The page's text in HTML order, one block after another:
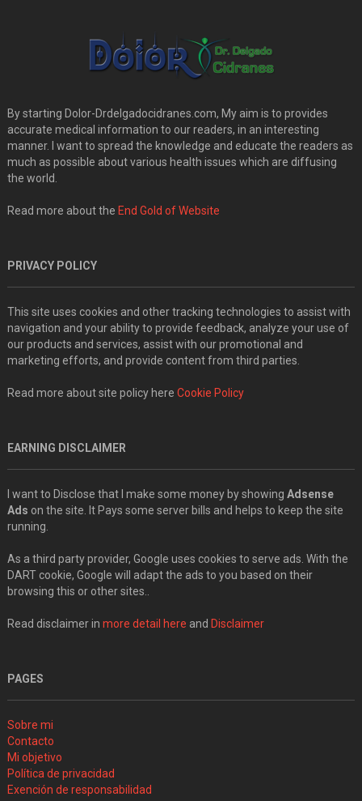
By starting Dolor-Drdelgadocidranes.com, My aim is to provides
accurate medical information to our readers, in an interesting
manner. I want to spread the knowledge and educate the readers as
much as possible about various health issues which are diffusing
the world.
Read more about the End Gold of Website
PRIVACY POLICY
This site uses cookies and other tracking technologies to assist with
navigation and your ability to provide feedback, analyze your use of
our products and services, assist with our promotional and
marketing efforts, and provide content from third parties.
Read more about site policy here Cookie Policy
EARNING DISCLAIMER
I want to Disclose that I make some money by showing Adsense
Ads on the site. It Pays some server bills and helps to keep the site
running.
As a third party provider, Google uses cookies to serve ads. With the
DART cookie, Google will adapt the ads to you based on their
browsing this or other sites..
Read disclaimer in more detail here and Disclaimer
PAGES
Sobre mi
Contacto
Mi objetivo
Política de privacidad
Exención de responsabilidad